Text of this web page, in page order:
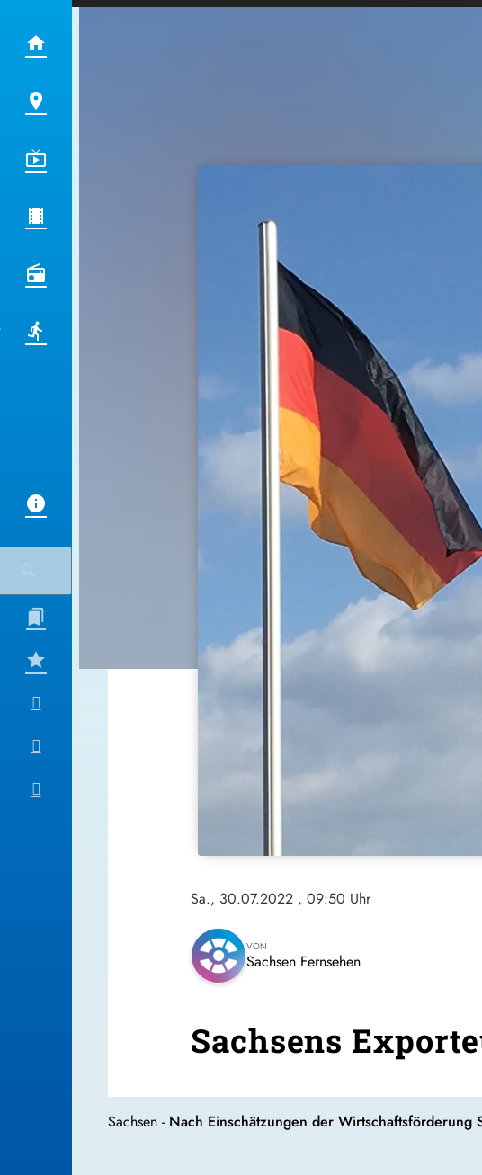
Sa., 30.07.2022 , 09:50 Uhr
VON
Sachsen Fernsehen
Sachsens
Sachsen -Nach Einschätzungen der Wirtschaftsförderung